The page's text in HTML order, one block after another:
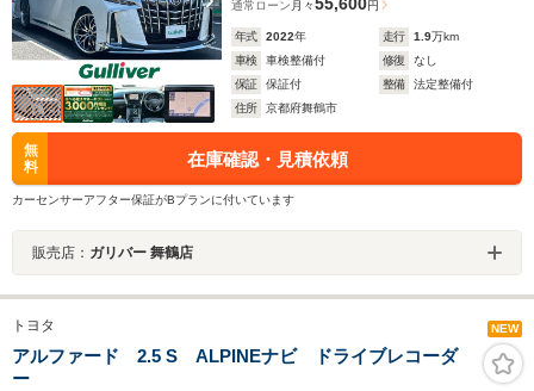
通常ローン 月々55,600円
年式 2022年 走行 1.9万km
車検
車検整備付 修復
なし
保証
保証付 整備
法定整備付
住所
京都府舞鶴市
無
料
在庫確認・見積依頼
カーセンサーアフター保証がBプランに付いています
販売店： ガリバー 舞鶴店
トヨタ NEW
アルファード 2.5 S ALPINEナビ ドライブレコーダ
ー